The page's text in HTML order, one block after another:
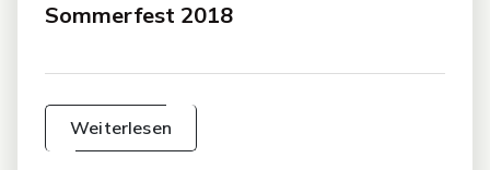
Sommerfest 2018
Weiterlesen